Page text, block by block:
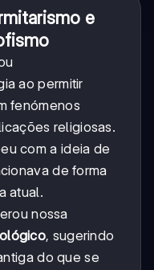
e
ao permitir
fenómenos
religiosas.
com a ideia de
de forma
atual.
nossa
, sugerindo
do que se